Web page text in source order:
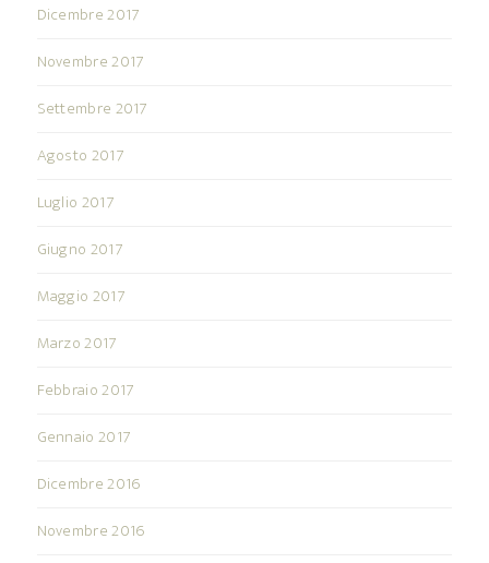
Dicembre 2017
Novembre 2017
Settembre 2017
Agosto 2017
Luglio 2017
Giugno 2017
Maggio 2017
Marzo 2017
Febbraio 2017
Gennaio 2017
Dicembre 2016
Novembre 2016